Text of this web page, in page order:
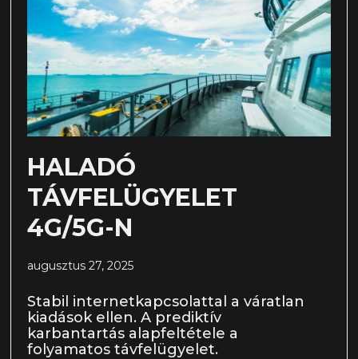
HALADÓ
TÁVFELÜGYELET
4G/5G-N
augusztus 27, 2025
Stabil internetkapcsolattal a váratlan
kiadások ellen. A prediktív
karbantartás alapfeltétele a
folyamatos távfelügyelet.